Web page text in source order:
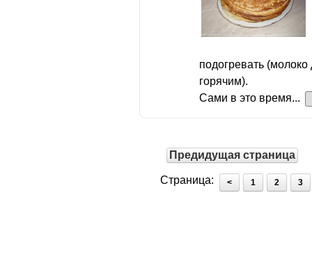
подогревать
горячим).
Сами в это время...
Предидущая страница
Страница: < 1 2 3